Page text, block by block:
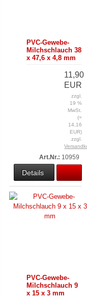
PVC-Gewebe-
Milchschlauch 38
x 47,6 x 4,8 mm
11,90
EUR
zzgl.
19 %
MwSt.
(=
14,16
EUR)
zzgl.
Art.Nr.: 10959
Details
PVC-Gewebe-
Milchschlauch 9
x 15 x 3 mm